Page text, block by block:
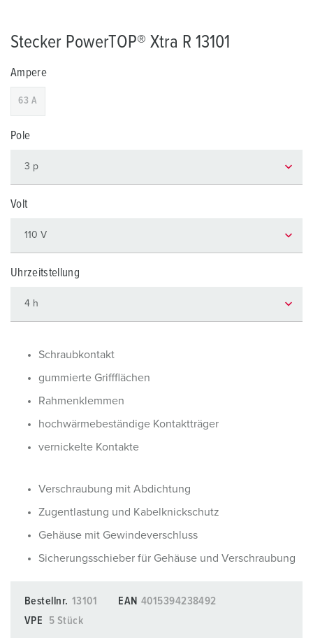
Stecker PowerTOP® Xtra R 13101
Ampere
63 A
Pole
Volt
Uhrzeitstellung
Schraubkontakt
gummierte Griffflächen
Rahmenklemmen
hochwärmebeständige Kontaktträger
vernickelte Kontakte
Verschraubung mit Abdichtung
Zugentlastung und Kabelknickschutz
Gehäuse mit Gewindeverschluss
Sicherungsschieber für Gehäuse und Verschraubung
Bestellnr. 13101 EAN 4015394238492
VPE
5 Stück